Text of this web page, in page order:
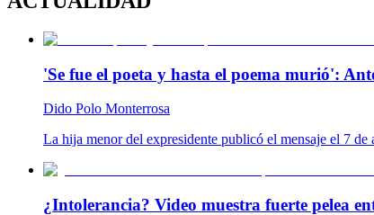
'Se fue el poeta y hasta el poema murió':
Dido Polo Monterrosa
La hija menor del expresidente publicó el mensaje el 7
¿Intolerancia? Video muestra fuerte pelea